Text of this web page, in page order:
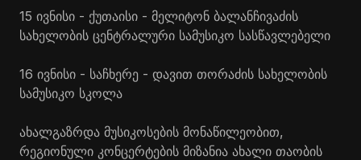
15 ივნისი - ქუთაისი - მელიტონ ბალანჩივაძის
სახელობის ცენტრალური სამუსიკო სასწავლებელი
16 ივნისი - საჩხერე - დავით თორაძის სახელობის
სამუსიკო სკოლა
ახალგაზრდა მუსიკოსების მონაწილეობით,
რეგიონული კონცერტების მიზანია ახალი თაობის